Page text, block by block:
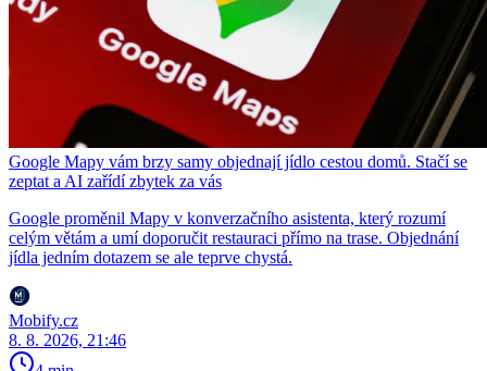
Google Mapy vám brzy samy objednají jídlo cestou domů. Stačí se
zeptat a AI zařídí zbytek za vás
Google proměnil Mapy v konverzačního asistenta, který rozumí
celým větám a umí doporučit restauraci přímo na trase. Objednání
jídla jedním dotazem se ale teprve chystá.
Mobify.cz
8. 8. 2026, 21:46